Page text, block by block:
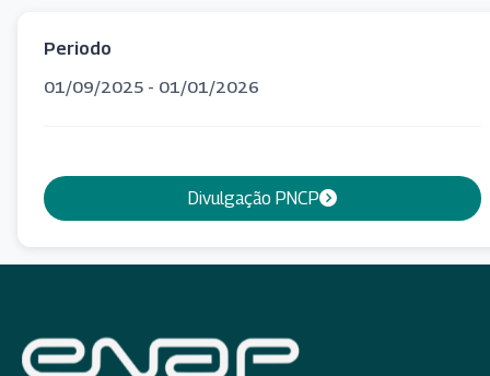
Periodo
01/09/2025 - 01/01/2026
Divulgação PNCP